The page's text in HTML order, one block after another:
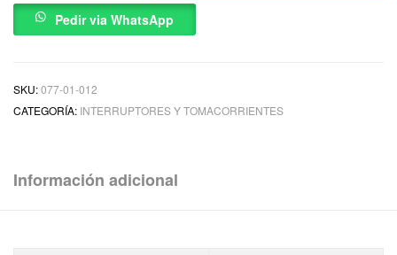
Pedir via WhatsApp
SKU:077-01-012
CATEGORÍA: INTERRUPTORES Y TOMACORRIENTES
Información adicional